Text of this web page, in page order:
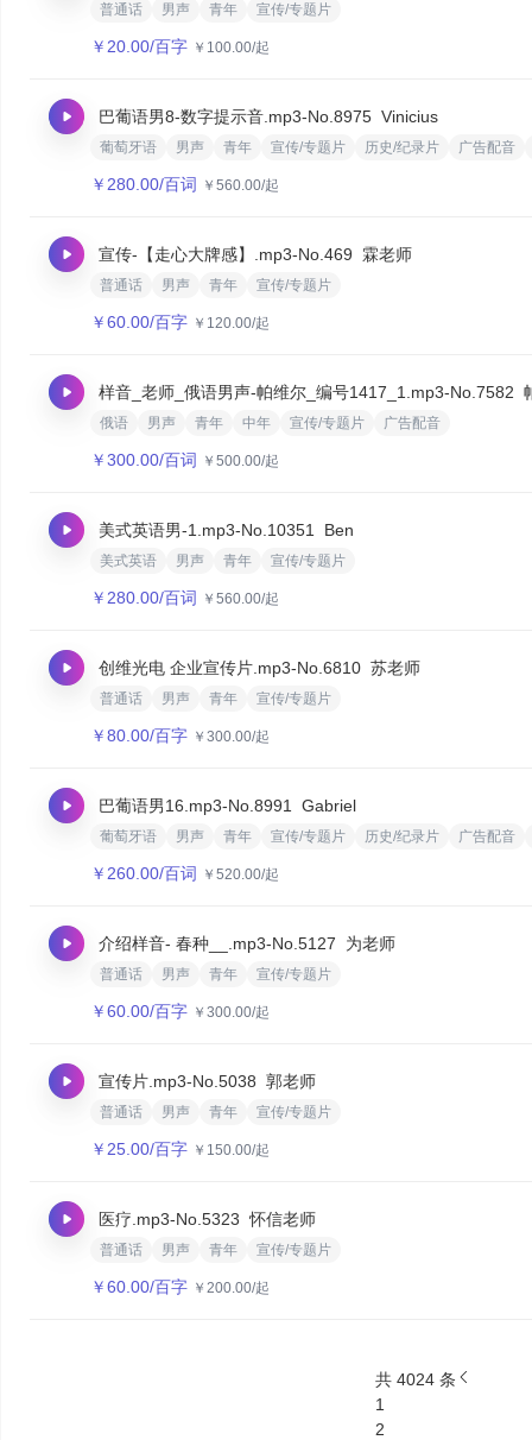
普通话 男声 青年 宣传/专题片
￥ 20.00/百字 ￥ 100.00/起
巴葡语男8-数字提示音.mp3-No.8975 Vinicius
葡萄牙语 男声 青年 宣传/专题片 历史/纪录片 广告配音
￥ 280.00/百词 ￥ 560.00/起
宣传-【走心大牌感】.mp3-No.469 霖老师
普通话 男声 青年 宣传/专题片
￥60.00/百字 ￥ 120.00/起
样音_老师_俄语男声-帕维尔_编号1417_1.mp3-No.7582
俄语 男声 青年 中年 宣传/专题片 广告配音
￥300.00/百词 ￥ 500.00/起
美式英语男-1.mp3-No.10351 Ben
美式英语 男声 青年 宣传/专题片
￥ 280.00/百词 ￥ 560.00/起
创维光电 企业宣传片.mp3-No.6810 苏老师
普通话 男声 青年 宣传/专题片
￥80.00/百字 ￥ 300.00/起
巴葡语男16.mp3-No.8991 Gabriel
葡萄牙语 男声 青年 宣传/专题片 历史/纪录片 广告配音
￥ 260.00/百词 ￥ 520.00/起
介绍样音- 春种__.mp3-No.5127 为老师
普通话 男声 青年 宣传/专题片
￥60.00/百字 ￥ 300.00/起
宣传片.mp3-No.5038 郭老师
普通话 男声 青年 宣传/专题片
￥ 25.00/百字 ￥ 150.00/起
医疗.mp3-No.5323 怀信老师
普通话 男声 青年 宣传/专题片
￥60.00/百字 ￥ 200.00/起
共 4024 条
1
2